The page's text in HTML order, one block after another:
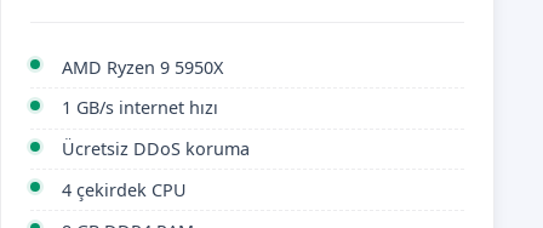
AMD Ryzen 9 5950X
1 GB/s internet hızı
Ücretsiz DDoS koruma
4 çekirdek CPU